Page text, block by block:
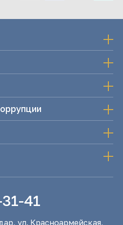
41
ул. Красноармейская,